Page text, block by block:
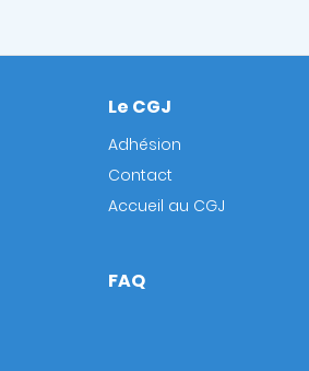
Footer
Le CGJ
Adhésion
Contact
Accueil au CGJ
FAQ